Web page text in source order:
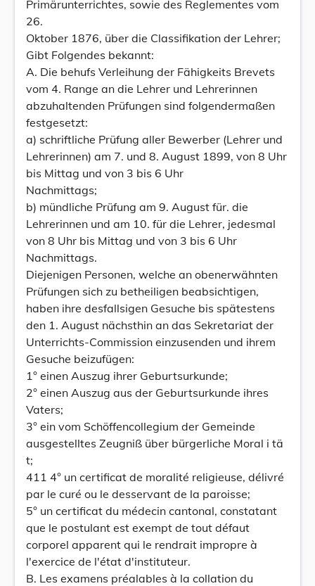
Primärunterrichtes, sowie des Reglementes vom
26.
Oktober 1876, über die Classifikation der Lehrer;
Gibt Folgendes bekannt:
A. Die behufs Verleihung der Fähigkeits Brevets
vom 4. Range an die Lehrer und Lehrerinnen
abzuhaltenden Prüfungen sind folgendermaßen
festgesetzt:
a) schriftliche Prüfung aller Bewerber (Lehrer und
Lehrerinnen) am 7. und 8. August 1899, von 8 Uhr
bis Mittag und von 3 bis 6 Uhr
Nachmittags;
b) mündliche Prüfung am 9. August für. die
Lehrerinnen und am 10. für die Lehrer, jedesmal
von 8 Uhr bis Mittag und von 3 bis 6 Uhr
Nachmittags.
Diejenigen Personen, welche an obenerwähnten
Prüfungen sich zu betheiligen beabsichtigen,
haben ihre desfallsigen Gesuche bis spätestens
den 1. August nächsthin an das Sekretariat der
Unterrichts-Commission einzusenden und ihrem
Gesuche beizufügen:
1° einen Auszug ihrer Geburtsurkunde;
2° einen Auszug aus der Geburtsurkunde ihres
Vaters;
3° ein vom Schöffencollegium der Gemeinde
ausgestelltes Zeugniß über bürgerliche Moral i tä
t;
411 4° un certificat de moralité religieuse, délivré
par le curé ou le desservant de la paroisse;
5° un certificat du médecin cantonal, constatant
que le postulant est exempt de tout défaut
corporel apparent qui le rendrait impropre à
l'exercice de l'état d'instituteur.
B. Les examens préalables à la collation du